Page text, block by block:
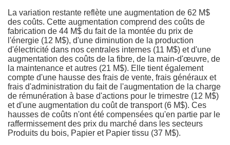
La variation restante reflète une augmentation de 62 M$
des coûts. Cette augmentation comprend des coûts de
fabrication de 44 M$ du fait de la montée du prix de
l'énergie (12 M$), d'une diminution de la production
d'électricité dans nos centrales internes (11 M$) et d'une
augmentation des coûts de la fibre, de la main-d'œuvre, de
la maintenance et autres (21 M$). Elle tient également
compte d'une hausse des frais de vente, frais généraux et
frais d'administration du fait de l'augmentation de la charge
de rémunération à base d'actions pour le trimestre (12 M$)
et d'une augmentation du coût de transport (6 M$). Ces
hausses de coûts n'ont été compensées qu'en partie par le
raffermissement des prix du marché dans les secteurs
Produits du bois, Papier et Papier tissu (37 M$).